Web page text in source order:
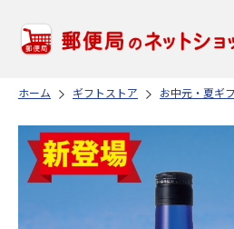
ホーム ギフトストア お中元・夏ギ